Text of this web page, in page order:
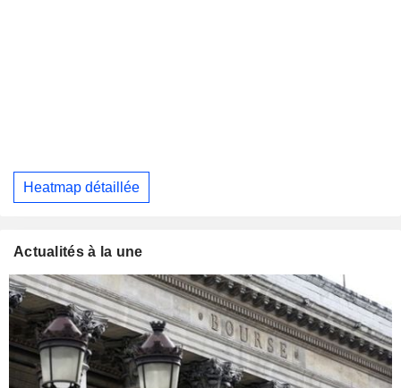
Heatmap détaillée
Actualités à la une